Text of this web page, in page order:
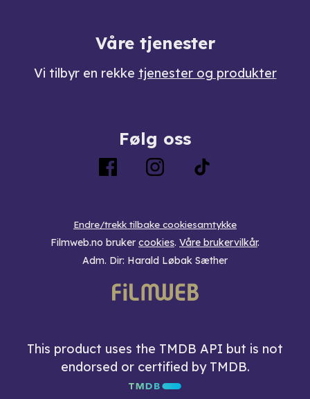
Våre tjenester
Vi tilbyr en rekke tjenester og produkter
Følg oss
Endre/trekk tilbake cookiesamtykke
Filmweb.no bruker cookies. Våre brukervilkår.
Adm. Dir: Harald Løbak Sæther
This product uses the TMDB API but is not
endorsed or certified by TMDB.